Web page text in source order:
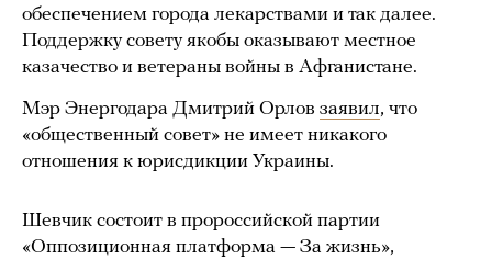
обеспечением города лекарствами и так далее.
Поддержку совету якобы оказывают местное
казачество и ветераны войны в Афганистане.
Мэр Энергодара Дмитрий Орлов заявил, что
«общественный совет» не имеет никакого
отношения к юрисдикции Украины.
Шевчик состоит в пророссийской партии
«Оппозиционная платформа — За жизнь»,